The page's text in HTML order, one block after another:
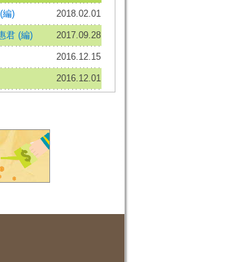
編) 2018.02.01
君 (編) 2017.09.28
2016.12.15
2016.12.01